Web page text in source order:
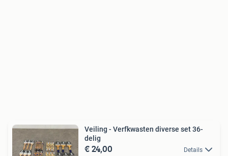
Veiling - Verfkwasten diverse set 36-
delig
€ 24,00 Details